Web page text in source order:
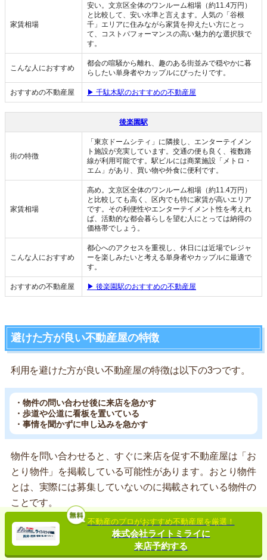
家賃相場
安い。文京区全体のワンルーム相場（約11.4万円）
と比較して、安い水準と言えます。人気の「谷根
千」エリアに住みながら家賃を抑えたい方にとっ
て、コストパフォーマンスの高い魅力的な選択肢で
す。
こんな人におすすめ
都会の喧騒から離れ、趣のある街並みで穏やかに暮
らしたい単身者やカップルにぴったりです。
おすすめの不動産屋 ▶ 千駄木駅のおすすめの不動産屋
後楽園駅
街の特徴
「東京ドームシティ」に隣接し、エンターテイメン
ト施設が充実しています。交通の便も良く、複数路
線が利用可能です。駅ビルには商業施設「メトロ・
エム」があり、買い物や外食に便利です。
家賃相場
高め。文京区全体のワンルーム相場（約11.4万円）
と比較しても高く、区内でも特に家賃が高いエリア
です。その利便性やエンターテイメント性を考えれ
ば、活動的な都会暮らしを望む人にとっては納得の
価格帯でしょう。
こんな人におすすめ
都心へのアクセスを重視し、休日には近場でレジャ
ーを楽しみたいと考える単身者やカップルに最適で
す。
おすすめの不動産屋 ▶ 後楽園駅のおすすめの不動産屋
避けた方が良い不動産屋の特徴
利用を避けた方が良い不動産屋の特徴は以下の3つです。
・物件の問い合わせ後に来店を急かす
・歩道や公道に看板を置いている
・事情を聞かずに申し込みを急かす
物件を問い合わせると、すぐに来店を促す不動産屋は「お
とり物件」を掲載している可能性があります。おとり物件
とは、実際には募集していないのに掲載されている物件の
ことです。
▶おとり物件についての詳しい解説はこちら
また、公道に看板を出している不動産屋は、法律や条令を
不動産のプロがおすすめ不動産屋を厳選！
株式会社ライトミライに
来店予約する